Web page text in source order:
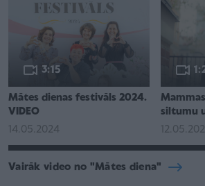
3:15
Mātes dienas festivāls 2024.
VIDEO
14.05.2024
siltumu
Vairāk video no "Mātes diena"